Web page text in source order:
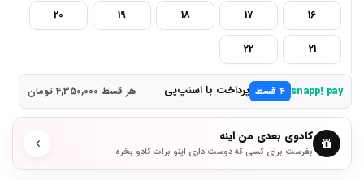
16
17
18
19
20
21
22
snapp! pay ۴ قسط پرداخت با اسنپ‌پی هر قسط 4,350,000 تومان
کادوی بعدی من اینه
بفرست برای کسی که دوست داری اینو برات کادو بخره